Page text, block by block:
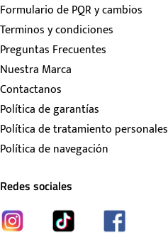
Formulario de PQR y cambios
Terminos y condiciones
Preguntas Frecuentes
Nuestra Marca
Contactanos
Política de garantías
Política de tratamiento personales
Política de navegación
Redes sociales